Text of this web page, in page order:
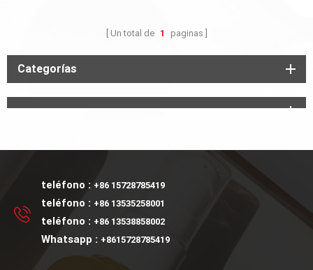
Un total de 1 paginas
Categorías
teléfono : +86 15728785419
teléfono : +86 13535258001
teléfono : +86 13538858002
Whatsapp : +8615728785419